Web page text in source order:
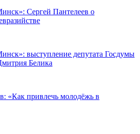
Сергей Пантелеев о
выступление депутата Госдумы
Белика
«Как привлечь молодёжь в